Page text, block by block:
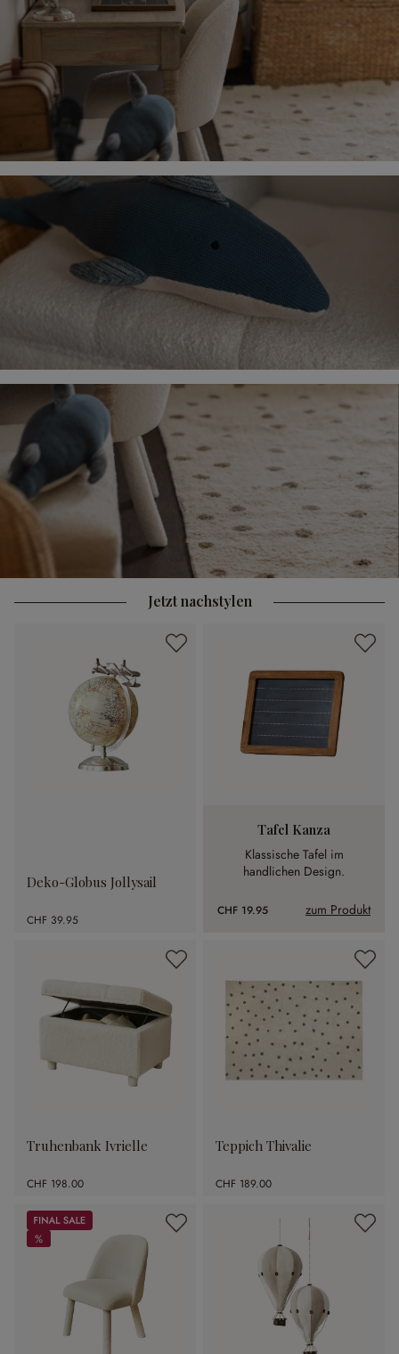
Jetzt nachstylen
Deko-Globus Jollysail
CHF 39.95
Tafel Kanza
Klassische Tafel im
handlichen Design.
CHF 19.95 zum Produkt
Truhenbank Ivrielle
CHF 198.00
Teppich Thivalie
CHF 189.00
Sale
%
%